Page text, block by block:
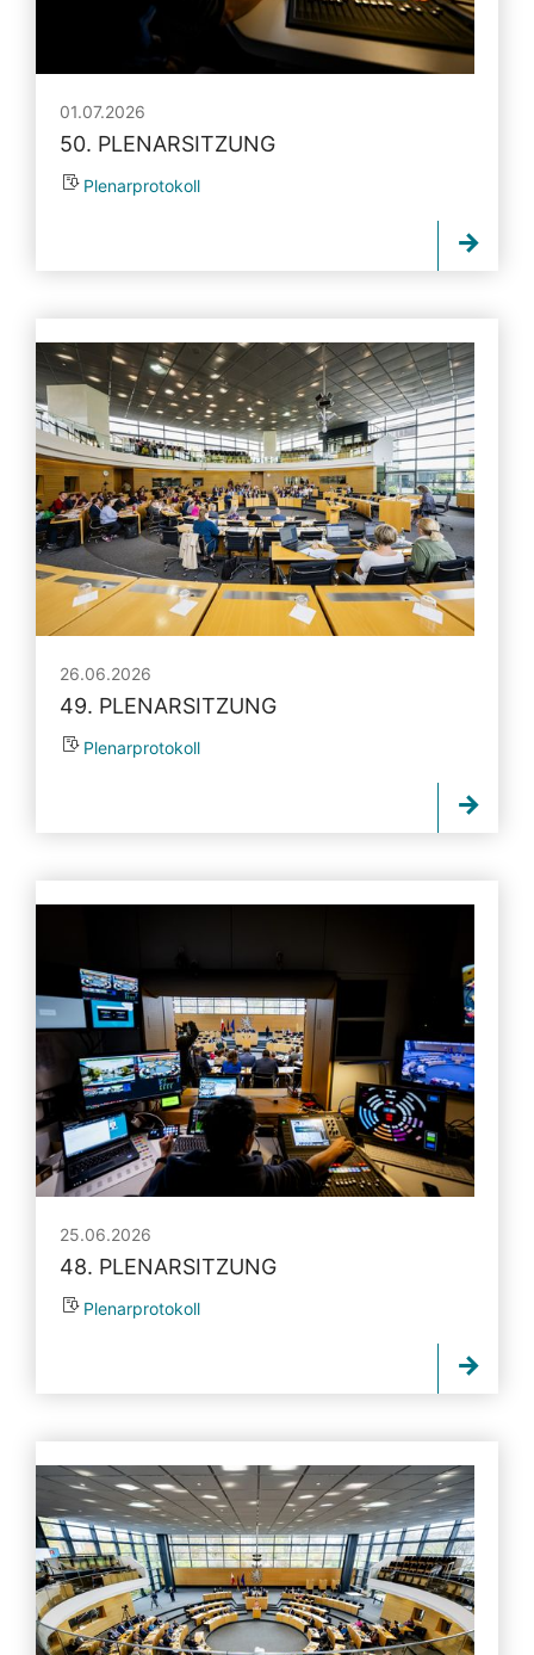
01.07.2026
50. PLENARSITZUNG
Plenarprotokoll
26.06.2026
49. PLENARSITZUNG
Plenarprotokoll
25.06.2026
48. PLENARSITZUNG
Plenarprotokoll